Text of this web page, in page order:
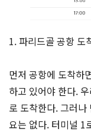
1. 파리드골 공항 도
먼저 공항에 도착하
하고 있어야 한다.
로 도착한다. 그러
요는 없다. 터미널 1